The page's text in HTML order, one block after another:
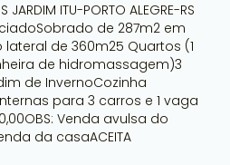
ITU-PORTO ALEGRE-RS
de 287m2 em
de 360m25 Quartos (1
de hidromassagem)3
de InvernoCozinha
para 3 carros e 1 vaga
Venda avulsa do
da casaACEITA